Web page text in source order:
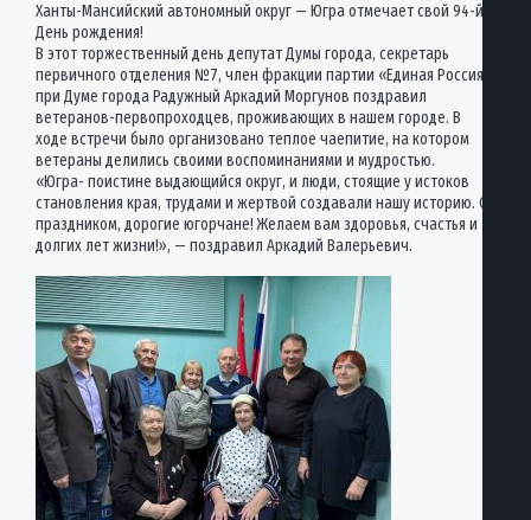
Ханты-Мансийский автономный округ — Югра отмечает свой 94-й
День рождения!
В этот торжественный день депутат Думы города, секретарь
первичного отделения №7, член фракции партии «Единая Россия»
при Думе города Радужный Аркадий Моргунов поздравил
ветеранов-первопроходцев, проживающих в нашем городе. В
ходе встречи было организовано теплое чаепитие, на котором
ветераны делились своими воспоминаниями и мудростью.
«Югра- поистине выдающийся округ, и люди, стоящие у истоков
становления края, трудами и жертвой создавали нашу историю. С
праздником, дорогие югорчане! Желаем вам здоровья, счастья и
долгих лет жизни!», — поздравил Аркадий Валерьевич.